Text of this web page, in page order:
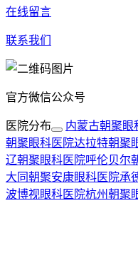
在线留言
联系我们
官方微信公众号
医院分布 内蒙古朝聚眼
朝聚眼科医院达拉特朝聚
辽朝聚眼科医院呼伦贝尔
大同朝聚安康眼科医院承
波博视眼科医院杭州朝聚